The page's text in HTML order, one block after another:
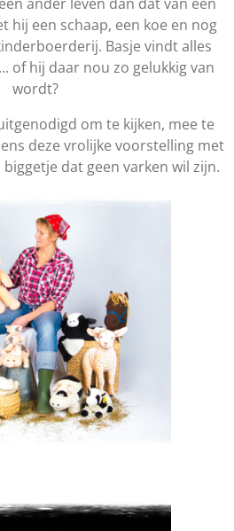
hij een schaap, een koe en nog
Basje vindt alles
of hij daar nou zo gelukkig van
wordt?
om te kijken, mee te
deze vrolijke voorstelling met
dat geen varken wil zijn.